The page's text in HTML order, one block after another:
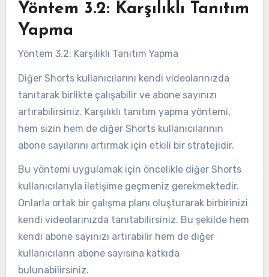
Yöntem 3.2: Karşılıklı Tanıtım
Yapma
Yöntem 3.2: Karşılıklı Tanıtım Yapma
Diğer Shorts kullanıcılarını kendi videolarınızda
tanıtarak birlikte çalışabilir ve abone sayınızı
artırabilirsiniz. Karşılıklı tanıtım yapma yöntemi,
hem sizin hem de diğer Shorts kullanıcılarının
abone sayılarını artırmak için etkili bir stratejidir.
Bu yöntemi uygulamak için öncelikle diğer Shorts
kullanıcılarıyla iletişime geçmeniz gerekmektedir.
Onlarla ortak bir çalışma planı oluşturarak birbirinizi
kendi videolarınızda tanıtabilirsiniz. Bu şekilde hem
kendi abone sayınızı artırabilir hem de diğer
kullanıcıların abone sayısına katkıda
bulunabilirsiniz.